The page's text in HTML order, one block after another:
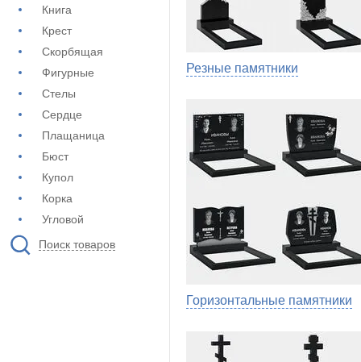
Книга
Крест
Скорбящая
Фигурные
Стелы
Сердце
Плащаница
Бюст
Купол
Корка
Угловой
Поиск товаров
Резные памятники
Горизонтальные памятники